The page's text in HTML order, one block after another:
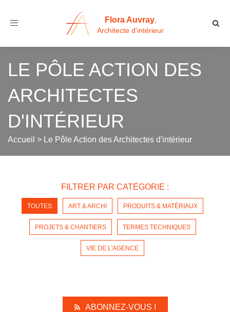
Toggle
Flora Auvray,
Architecte d'intérieur
LE PÔLE ACTION DES
ARCHITECTES
D'INTÉRIEUR
Accueil > Le Pôle Action des Architectes d'intérieur
FILTRER PAR CATÉGORIE :
TOUTES ART & ARCHI PRODUITS & MATÉRIAUX
PROJETS & CHANTIERS TERMES TECHNIQUES
VIE DE L'AGENCE
ABONNEZ-VOUS !